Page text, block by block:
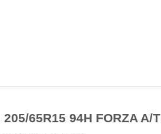
205/65R15 94H FORZA A/